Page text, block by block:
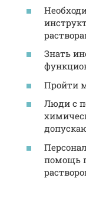
Знать
Пройти
Люди с
помощь